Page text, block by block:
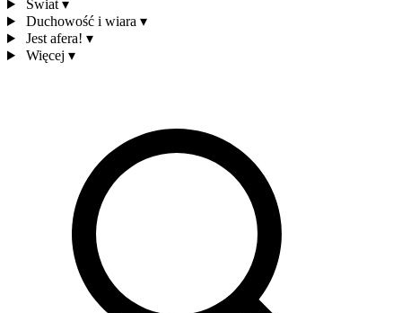
Świat ▾
Duchowość i wiara ▾
Jest afera! ▾
Więcej ▾